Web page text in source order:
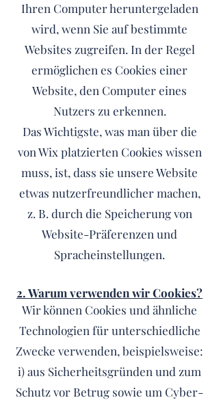
Ihren Computer heruntergeladen
wird, wenn Sie auf bestimmte
Websites zugreifen. In der Regel
ermöglichen es Cookies einer
Website, den Computer eines
Nutzers zu erkennen.
Das Wichtigste, was man über die
von Wix platzierten Cookies wissen
muss, ist, dass sie unsere Website
etwas nutzerfreundlicher machen,
z. B. durch die Speicherung von
Website-Präferenzen und
Spracheinstellungen.
2. Warum verwenden wir Cookies?
Wir können Cookies und ähnliche
Technologien für unterschiedliche
Zwecke verwenden, beispielsweise:
i) aus Sicherheitsgründen und zum
Schutz vor Betrug sowie um Cyber-